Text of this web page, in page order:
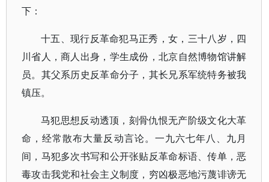
下：
十五、现行反革命犯马正秀，女，三十八岁，四
川省人，商人出身，学生成份，北京自然博物馆讲解
员。其父系历史反革命分子，其长兄系军统特务被我
镇压。
马犯思想反动透顶，刻骨仇恨无产阶级文化大革
命，经常散布大量反动言论。一九六七年八、九月
间，马犯多次书写和公开张贴反革命标语、传单，恶
毒攻击我党和社会主义制度，穷凶极恶地污蔑诽谤无